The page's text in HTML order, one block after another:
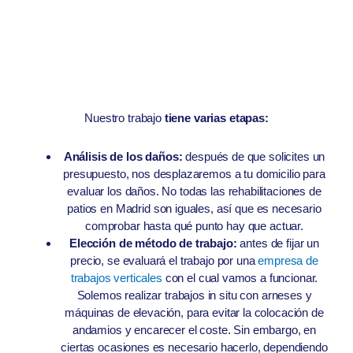
Nuestro trabajo tiene varias etapas:
Análisis de los daños: después de que solicites un
presupuesto, nos desplazaremos a tu domicilio para
evaluar los daños. No todas las rehabilitaciones de
patios en Madrid son iguales, así que es necesario
comprobar hasta qué punto hay que actuar.
Elección de método de trabajo:antes de fijar un
precio, se evaluará el trabajo por unaempresa de
trabajos verticales con el cual vamos a funcionar.
Solemos realizar trabajos in situ con arneses y
máquinas de elevación, para evitar la colocación de
andamios y encarecer el coste. Sin embargo, en
ciertas ocasiones es necesario hacerlo, dependiendo